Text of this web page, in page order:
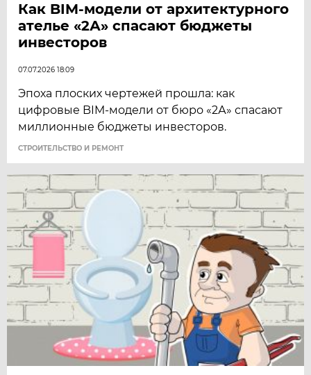
Как BIM-модели от архитектурного
ателье «2А» спасают бюджеты
инвесторов
07.07.2026 18:09
Эпоха плоских чертежей прошла: как
цифровые BIM-модели от бюро «2А» спасают
миллионные бюджеты инвесторов.
СТРОИТЕЛЬСТВО И РЕМОНТ